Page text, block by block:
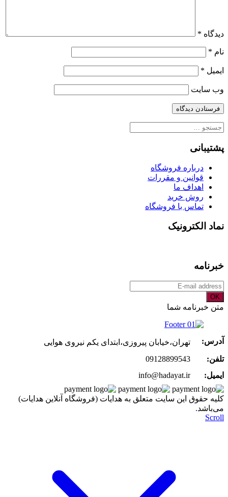
دیدگاه *
نام *
ایمیل *
وب‌ سایت
جستجو
پشتیبانی
درباره فروشگاه
قوانین و مقررات
اهداف ما
روش خرید
تماس با فروشگاه
نماد الکترونیک
خبرنامه
OK
متن خبرنامه شما
آدرس:
تهران،خیابان پیروزی،ابتدای یکم نیروی هوایی
تلفن:
09128899543
ایمیل:
info@hadayat.ir
کليه حقوق اين سايت متعلق به هدایات (فروشگاه آنلاین هدایات)
می‌باشد.
Scroll